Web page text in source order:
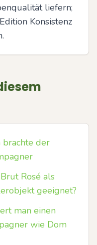
liefern;
Konsistenz
brachte der
Rosé als
geeignet?
man einen
wie Dom